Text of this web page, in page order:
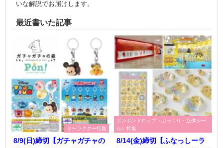
いな解説でお届けします。
最近書いた記事
キャラクター特集
8/9(日)締切【ガチャガチャの
ボンボンドロップ（ぷっくり・立体シー
ル）特集
8/14(金)締切【ふなっしーラ